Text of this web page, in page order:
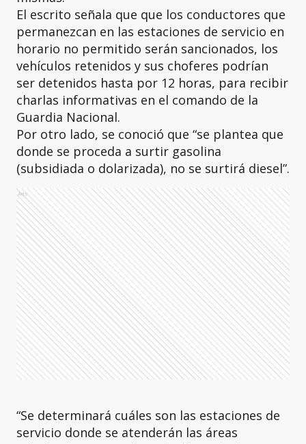
El escrito señala que que los conductores que
permanezcan en las estaciones de servicio en
horario no permitido serán sancionados, los
vehículos retenidos y sus choferes podrían
ser detenidos hasta por 12 horas, para recibir
charlas informativas en el comando de la
Guardia Nacional.
Por otro lado, se conoció que “se plantea que
donde se proceda a surtir gasolina
(subsidiada o dolarizada), no se surtirá diesel”.
Ads
“Se determinará cuáles son las estaciones de
servicio donde se atenderán las áreas